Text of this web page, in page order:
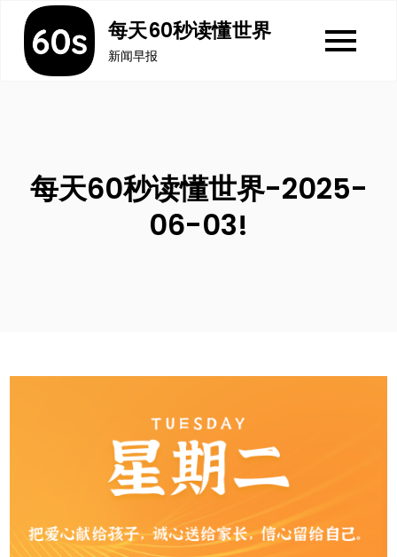
content
每天60秒读懂世界
新闻早报
每天60秒读懂世界-2025-
06-03!